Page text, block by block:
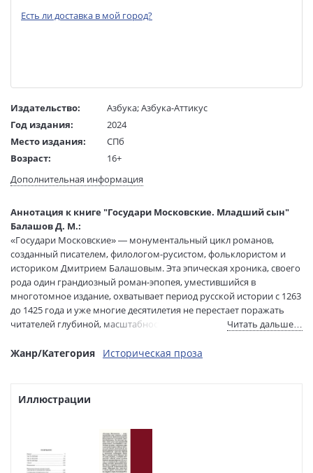
Есть ли доставка в мой город?
Издательство: Азбука;Азбука-Аттикус
Год издания:
2024
Место издания:
СПб
Возраст:
16+
Язык текста:
русский
Тип обложки:
Мягкая обложка
Формат:
76х100 1/32
Размеры в мм
(ДхШхВ):
180x115x30
Вес:
345 гр.
Страниц:
704
Тираж:
3000 экз.
Код товара:
1199918
Артикул:
А0000028922
Дополнительная информация
Аннотация к книге "Государи Московские. Младший сын"
Балашов Д. М.:
«Государи Московские» — монументальный цикл романов,
созданный писателем, филологом-русистом, фольклористом и
историком Дмитрием Балашовым. Эта эпическая хроника, своего
рода один грандиозный роман-эпопея, уместившийся в
многотомное издание, охватывает период русской истории с 1263
до 1425 года и уже многие десятилетия не перестает поражать
читателей глубиной, масштабностью, яркостью образов и
Вместе романы цикла образуют своего рода летопись, в которой
различных сословий, представлены судьбы, облик и характер
сотен исторических деятелей.
первого московского князя, младшего сына Александра Невского
Даниила Александровича.
Читать дальше…
Жанр/Категория Историческая проза
Иллюстрации